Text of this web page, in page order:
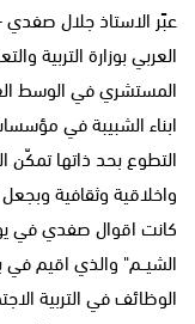
عبًر الاستاذ جلال صفدي
العربي بوزارة التربية
المستشري في الوسط
ابناء الشبيبة في
التطوع بحد ذاتها تمكّن
واخلاقية وثقافية
كانت اقوال صفدي في
الشيــم" والذي اقيم
الوظائف في التربية